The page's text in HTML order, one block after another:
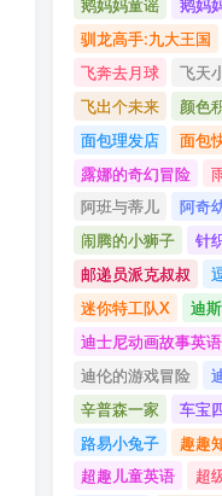
驯龙高手:九大王国
飞奔去月球
飞天
飞出个未来
颜色
面包理发店
面包
露娜的奇幻冒险
阿班与蒂儿
阿奇
闹腾的小狮子
针
邮递员派克叔叔
迷你特工队X
迪
迪士尼动画故事英
迪伦的游戏冒险
辛普森一家
车宝
路易小兔子
趣趣
超趣儿童英语
超